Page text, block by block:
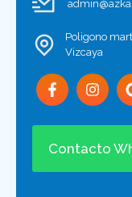
Poligono
Vizcaya
Contacto